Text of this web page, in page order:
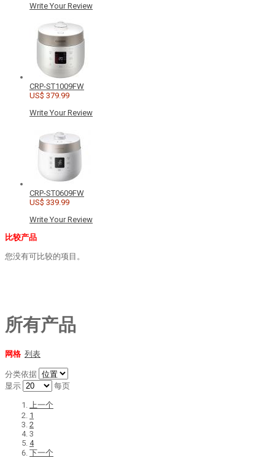
Write Your Review
CRP-ST1009FW
US$ 379.99
Write Your Review
CRP-ST0609FW
US$ 339.99
Write Your Review
比较产品
您没有可比较的项目。
所有产品
网格 列表
分类依据
显示
每页
上一个
1
2
3
4
下一个